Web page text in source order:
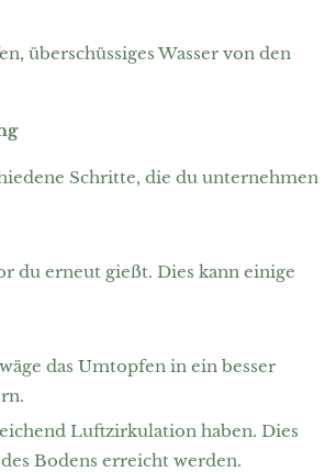
überschüssiges Wasser von den
Schritte, die du unternehmen
du erneut gießt. Dies kann einige
das Umtopfen in ein besser
Luftzirkulation haben. Dies
Bodens erreicht werden.